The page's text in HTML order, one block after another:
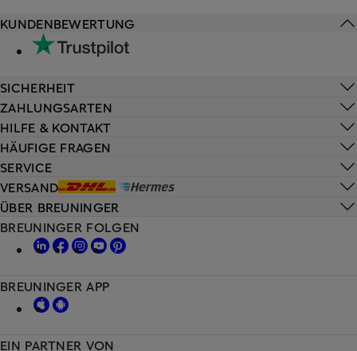
HILFE & KONTAKT
HÄUFIGE FRAGEN
SERVICE
VERSAND
KUNDENBEWERTUNG
SICHERHEIT
ZAHLUNGSARTEN
ÜBER BREUNINGER
EIN PARTNER VON
BREUNINGER FOLGEN
BREUNINGER APP